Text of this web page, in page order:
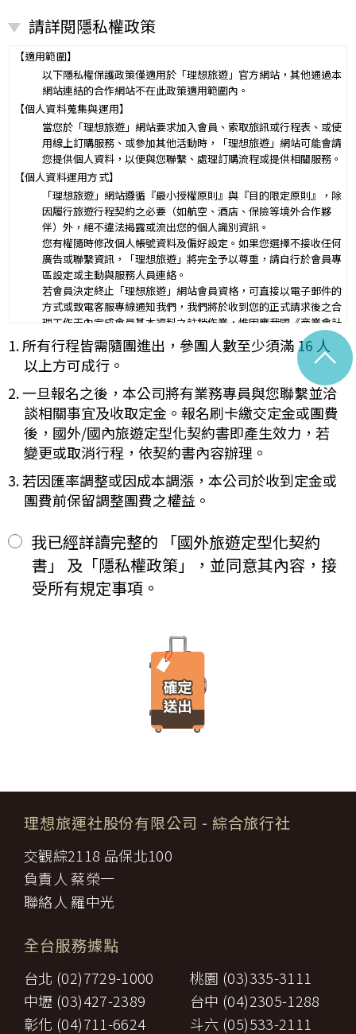
營業所：
甲乙雙方同意就本旅遊事項，依下列約定辦理。
第一條（國外旅遊之意義）
本契約所謂國外旅遊，係指到中華民國疆域以外其他國家或地區旅
遊。
赴中國大陸旅行者，準用本旅遊契約之約定。
第二條（適用之範圍及順序）
甲乙雙方關於本旅遊之權利義務，依本契約條款之約定定之；本契約
中未約定者，適用中華民國有關法令之規定。
第三條（旅遊團名稱、旅遊行程及廣告責任）
本旅遊團名稱為____________________
一、 旅遊地區（國家、城市或觀光地點）：________
二、
行程（啟程出發地點、回程之終止地點、日期、交通工具、住
宿旅館、餐飲、遊覽、安排購物行程及其所附隨之服務說
明）：_________
與本契約有關之附件、廣告、宣傳文件、行程表或說明會之說明內容
均視為本契約內容之一部分。乙方應確保廣告內容之真實，對甲方所
負之義務不得低於廣告之內容。
第一項記載得以所刊登之廣告、宣傳文件、行程表或說明會之說明內
未記載第一項內容或記載之內容與刊登廣告、宣傳文件、行程表或說
明會之說明記載不符者，以最有利於甲方之內容為準。
第四條（集合及出發時地）
甲方應於民國_____年_____月_____日_____時_____分於
__________準時集合出發。甲方未準時到約定地點集合致未能出
發，亦未能中途加入旅遊者，視為甲方任意解除契約，乙方得依第十
三條之約定，行使損害賠償請求權。
第五條（旅遊費用及付款方式）
旅遊費用：______________________
除雙方有特別約定者外，甲方應依下列約定繳付：
一、
簽訂本契約時，甲方應以_______(現金、信用卡、轉帳、支票
二、
其餘款項以_______ (現金、信用卡、轉帳、支票等方式)於出發
前三日或說明會時繳清。
前項之特別約定，除經雙方同意並增訂其他協議事項於本契約第三十
七條，乙方不得以任何名義要求增加旅遊費用。
第六條（旅客怠於給付旅遊費用之效力）
之費用，依第十三條約定辦理；乙方如有其他損害，並得請求賠償。
旅遊需甲方之行為始能完成，而甲方不為其行為者，乙方得定相當期
限，催告甲方為之。甲方逾期不為其行為者，乙方得終止契約，並得
請求賠償因契約終止而生之損害。
旅遊開始後，乙方依前項規定終止契約時，甲方得請求乙方墊付費用
甲方依第五條約定繳納之旅遊費用，除雙方依第三十七條另有約定以
一、
代辦證件之行政規費：乙方代理甲方辦理出國所需之手續費及
二、交通運輸費：旅程所需各種交通運輸之費用。
餐飲費：旅程中所列應由乙方安排之餐飲費用。
四、
住宿費：旅程中所列住宿及旅館之費用，如甲方需要單人房，
經乙方同意安排者，甲方應補繳所需差額。
六、
用。
七、 送費用及團體行李接送人員之小費，行李數量之重量依航空公
司規定辦理。
八、 稅捐：各地機場服務稅捐及團體餐宿稅捐。
九、 服務費：領隊及其他乙方為甲方安排服務人員之報酬。
請詳閱隱私權政策
【適用範圍】
以下隱私權保護政策僅適用於「理想旅遊」官方網站，其他通過本
網站連結的合作網站不在此政策適用範圍內。
【個人資料蒐集與運用】
當您於「理想旅遊」網站要求加入會員、索取旅訊或行程表、或使
用線上訂購服務、或參加其他活動時，「理想旅遊」網站可能會請
您提供個人資料，以便與您聯繫、處理訂購流程或提供相關服務。
【個人資料運用方式】
「理想旅遊」網站遵循『最小授權原則』與『目的限定原則』，除
因履行旅遊行程契約之必要（如航空、酒店、保險等境外合作夥
伴）外，絕不違法揭露或流出您的個人識別資訊。
您有權隨時修改個人帳號資料及偏好設定。如果您選擇不接收任何
廣告或聯繫資訊，「理想旅遊」將完全予以尊重，請自行於會員專
區設定或主動與服務人員連絡。
若會員決定終止「理想旅遊」網站會員資格，可直接以電子郵件的
方式或致電客服專線通知我們，我們將於收到您的正式請求後之合
理工作天內完成會員基本資料之註銷作業，惟因應我國《商業會計
法》及《稅捐稽徵法》之法定保存年限要求，相關交易憑證與帳務
紀錄將於法定保存期限屆滿後自動進行安全銷毀，不在此限。自終
止「理想旅遊」網站會員身份之日起（以本站系統發出之確認電子
郵件為準），您將即刻喪失所有本服務所提供之尊榮優惠及權益。
【Cookies 的運用政策】
為提供個人化的服務，本資訊網會使用 Cookies 技術來儲存並在
某些時候追蹤使用者的資料。本網站使用 Cookies 大多僅基於輔
助作用，例如儲存您偏好的特定種類資料，或儲存相關密碼以方便
您上網至本行網站時不必每次再輸入密碼…等。
※ Cookies 是網站伺服器用來和使用者瀏覽器進行溝通的一種技術，
它可能在使用者的電腦中儲存某些資訊，大部分 Cookies 的有效
定，取消或限制此項功能。
「理想旅遊」網站自動接收並紀錄您瀏覽或查詢時所產生的相關記
錄，這是系統本身所自行記錄的行為，記錄包括您使用連線設備的
IP 位址、使用時間、使用的瀏覽器、瀏覽及點選資料紀錄…等。這
些系統自動記錄的資料無法直接辨識個人身份，僅用於分析網站流
當您經由「理想旅遊」網站交易平台進行線上報名，為瞭解您購買
產品或服務的類別與數量，以及付款人、收受貨款資料，「理想旅
遊」網站將會以線上或離線方式，蒐集您主動提供所購買產品或服
務內容（如品名、數量、金額等）、付款人資料（如姓名、電子郵
件、地址、郵遞區號、電話、生日、性別、職業和個人興趣等）、
收貨人資料（如姓名、電話、地址、郵遞區號等）、付款資料（如
GlobalTrust SSL 網站伺服器數位憑證機制，您的訂單在線上交易
理（即表示您傳送的資料正經過 SSL 保密機制的防護中，就算中
【隱私權保護政策修訂】
「理想旅遊」網站保有修訂本政策之權利。當「理想旅遊」網站在
使用個人資料的規定上作出大修改時，會在網頁上張貼告示，通知
您相關事項。
尊重智慧財產權為全民應盡義務，「理想旅遊」網站所有程式、網
產權，任何人不得逕自使用、修改、重製、公開播送、改作、散
布、發行、公開發表、進行還原工程、解編或反向組譯。若需引用
或轉載，請事先依法取得「理想旅遊」或相關權利人之書面同意。
【我們對保護您隱私權的承諾】
1. 所有行程皆需隨團進出，參團人數至少須滿 16 人
以上方可成行。
2. 一旦報名之後，本公司將有業務專員與您聯繫並洽
談相關事宜及收取定金。報名刷卡繳交定金或團費
後，國外/國內旅遊定型化契約書即產生效力，若
變更或取消行程，依契約書內容辦理。
3. 若因匯率調整或因成本調漲，本公司於收到定金或
團費前保留調整團費之權益。
我已經詳讀完整的 「國外旅遊定型化契約
書」 及「隱私權政策」，並同意其內容，接
受所有規定事項。
理想旅運社股份有限公司 - 綜合旅行社
交觀綜2118 品保北100
負責人 蔡榮一
聯絡人 羅中光
全台服務據點
台北 (02)7729-1000
桃園 (03)335-3111
中壢 (03)427-2389
台中 (04)2305-1288
彰化 (04)711-6624
斗六 (05)533-2111
^